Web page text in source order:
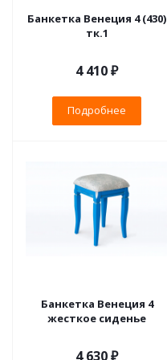
Банкетка Венеция 4 (430)
тк.1
4 410 ₽
Подробнее
Банкетка Венеция 4
жесткое сиденье
4 630 ₽